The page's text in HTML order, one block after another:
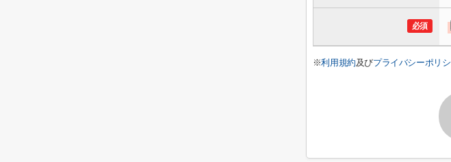
必須
※利用規約及びプライバシーポリ